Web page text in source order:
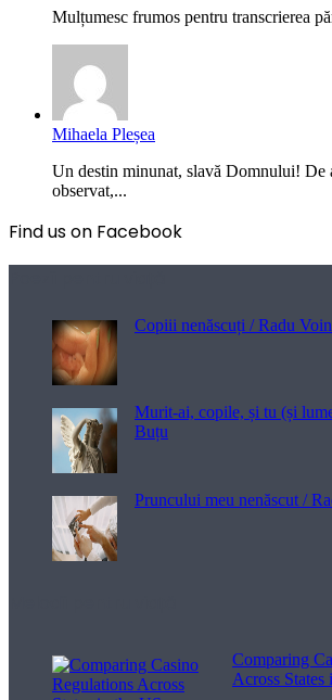
Mulțumesc frumos pentru transcrierea
Mihaela Pleșea
Un destin minunat, slavă Domnului! De
observat,...
Find us on Facebook
Copiii nenăscuți / Radu
Murit-ai, copile, și tu (și
Buțu
Pruncului meu nenăscut /
Comparing
Across States